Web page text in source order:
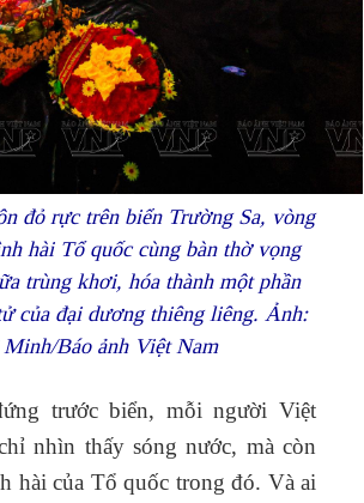
đỏ rực trên biển Trường Sa, vòng
hài Tổ quốc cùng bàn thờ vọng
trùng khơi, hóa thành một phần
của đại dương thiêng liêng. Ảnh:
Minh/Báo ảnh Việt Nam
trước biển, mỗi người Việt
nhìn thấy sóng nước, mà còn
hài của Tổ quốc trong đó. Và ai